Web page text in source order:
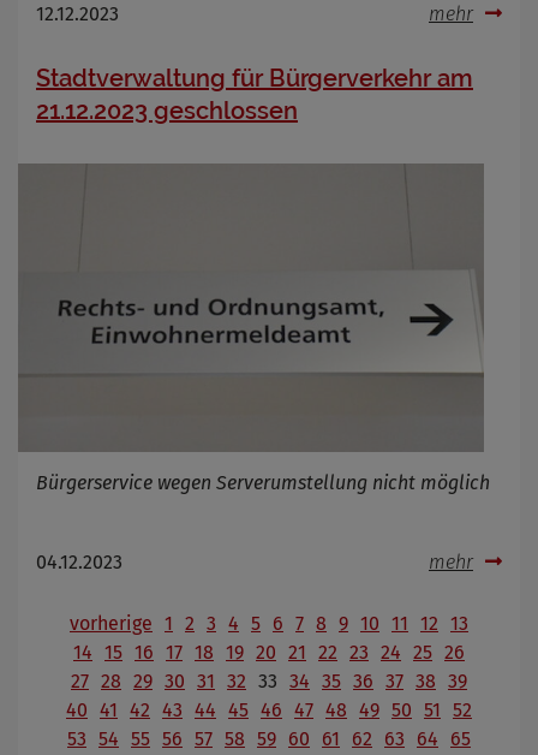
12.12.2023 mehr
Stadtverwaltung für Bürgerverkehr am
21.12.2023 geschlossen
Bürgerservice wegen Serverumstellung nicht möglich
04.12.2023 mehr
vorherige 1 2 3 4 5 6 7 8 9 10 11 12 13
14 15 16 17 18 19 20 21 22 23 24 25 26
27 28 29 30 31 32 33 34 35 36 37 38 39
40 41 42 43 44 45 46 47 48 49 50 51
52
53 54 55 56 57 58 59 60 61 62 63 64
65